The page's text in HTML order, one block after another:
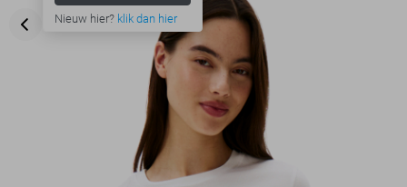
Nieuw hier? klik dan hier